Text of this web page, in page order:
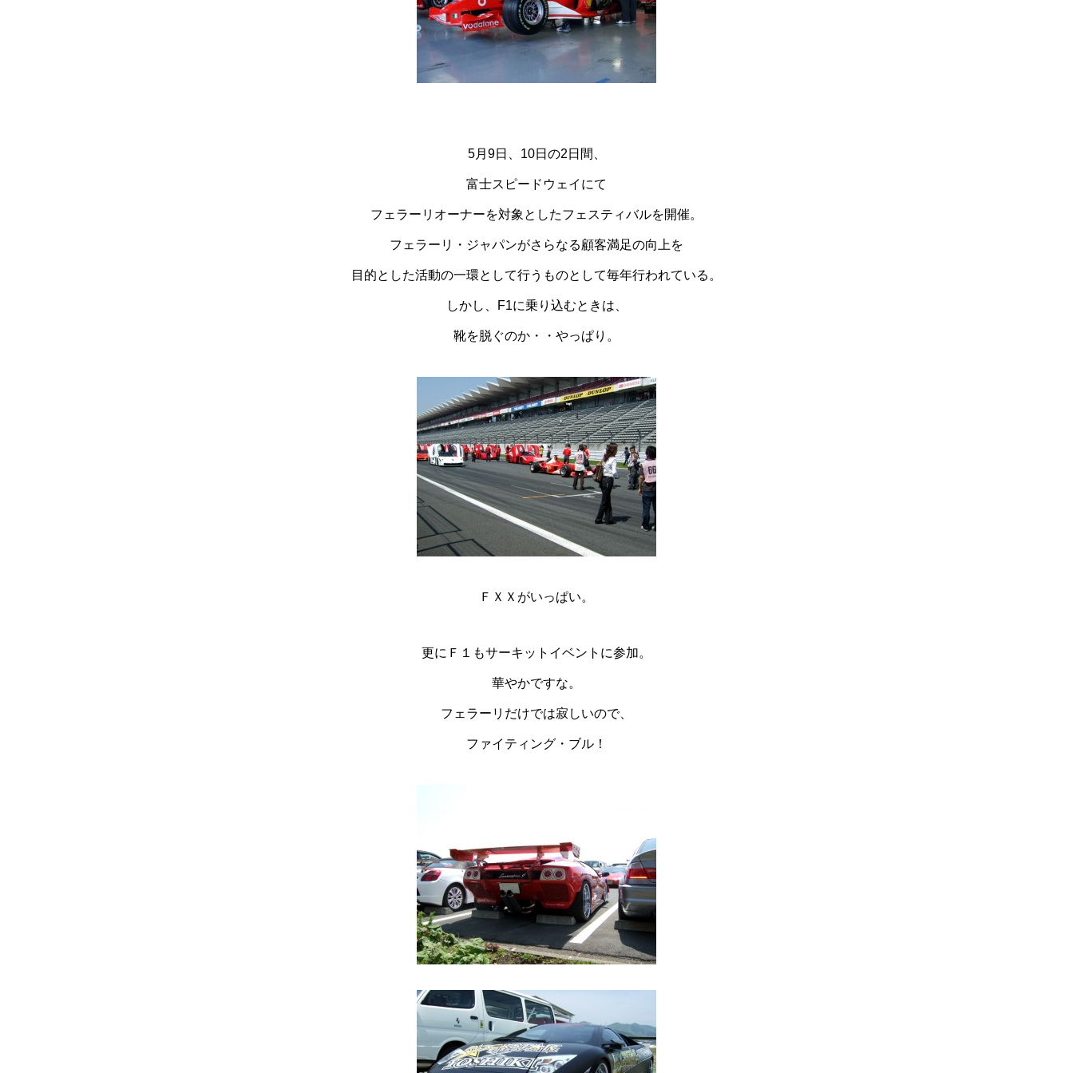
5月9日、10日の2日間、
富士スピードウェイにて
フェラーリオーナーを対象としたフェスティバルを開催。
フェラーリ・ジャパンがさらなる顧客満足の向上を
目的とした活動の一環として行うものとして毎年行われている。
しかし、F1に乗り込むときは、
靴を脱ぐのか・・やっぱり。
ＦＸＸがいっぱい。
更にＦ１もサーキットイベントに参加。
華やかですな。
フェラーリだけでは寂しいので、
ファイティング・ブル！